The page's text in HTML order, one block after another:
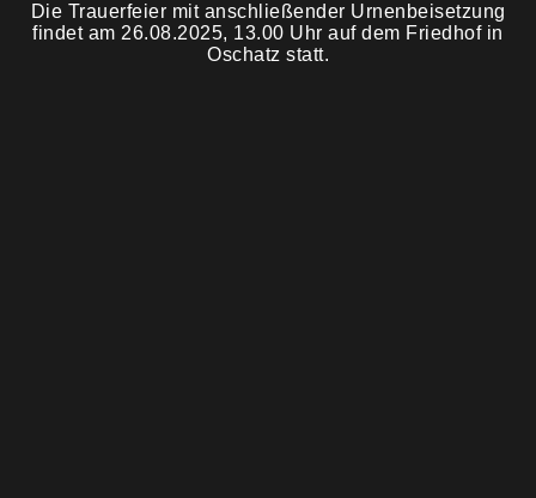
Trauermahl
Die Trauerfeier mit anschließender Urnenbeisetzung
findet am 26.08.2025, 13.00 Uhr auf dem Friedhof in
Oschatz statt.